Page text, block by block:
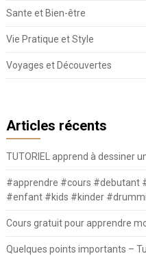
Sante et Bien-être
Vie Pratique et Style
Voyages et Découvertes
Articles récents
TUTORIEL apprend à dessiner
#apprendre #cours #debutant
#enfant #kids #kinder
Cours gratuit pour apprendre
Quelques points importants –